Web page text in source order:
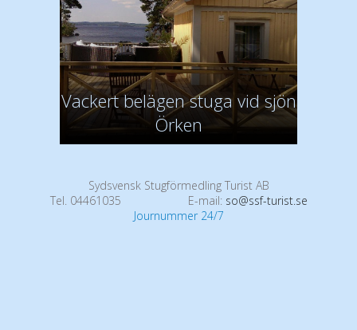
Vackert belägen stuga vid sjön
Örken
Sydsvensk Stugförmedling Turist AB
Tel. 04461035
E-mail: so@ssf-turist.se
Journummer 24/7